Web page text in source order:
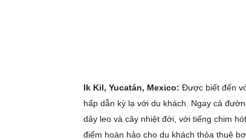
Ik Kil, Yucatán, Mexico: Được biết đến
hấp dẫn kỳ lạ với du khách. Ngay cả
dây leo và cây nhiệt đới, với tiếng chim
điểm hoàn hảo cho du khách thỏa thuê